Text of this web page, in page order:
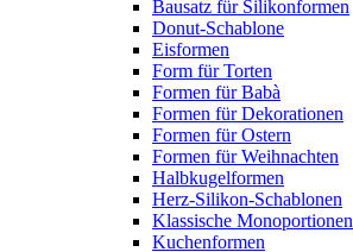
Bausatz für Silikonformen
Donut-Schablone
Eisformen
Form für Torten
Formen für Babà
Formen für Dekorationen
Formen für Ostern
Formen für Weihnachten
Halbkugelformen
Herz-Silikon-Schablonen
Klassische Monoportionen
Kuchenformen